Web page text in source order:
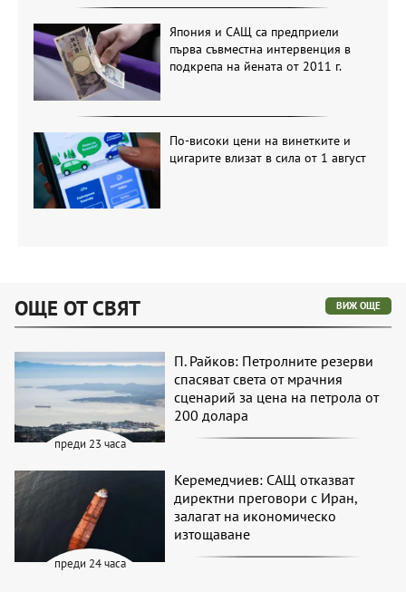
Япония и САЩ са предприели
първа съвместна интервенция в
подкрепа на йената от 2011 г.
По-високи цени на винетките и
цигарите влизат в сила от 1 август
ОЩЕ ОТ СВЯТ ВИЖ ОЩЕ
преди 23 часа
П. Райков: Петролните резерви
спасяват света от мрачния
сценарий за цена на петрола от
200 долара
преди 24 часа
Керемедчиев: САЩ отказват
директни преговори с Иран,
залагат на икономическо
изтощаване